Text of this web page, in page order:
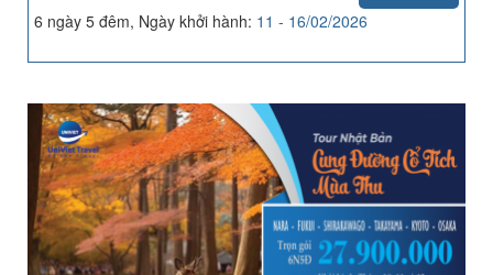
6 ngày 5 đêm, Ngày khởi hành: 11 - 16/02/2026